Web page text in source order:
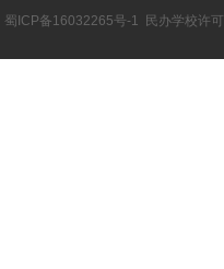
蜀ICP备16032265号-1 民办学校许